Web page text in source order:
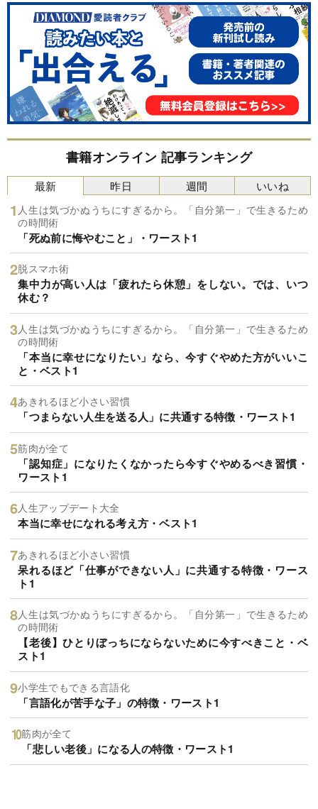
書籍オンライン 記事ランキング
最新
人生は気づかぬうちにすぎるから。「自分第一」で生きるため
の時間術
「死ぬ前に悔やむこと」・ワースト1
脱スマホ術
集中力が高い人は「疲れたら休憩」をしない。では、いつ
休む？
人生は気づかぬうちにすぎるから。「自分第一」で生きるため
の時間術
「本当に幸せになりたい」なら、今すぐやめた方がいいこ
と・ベスト1
あきれるほど小さい習慣
「つまらない人生を送る人」に共通する特徴・ワースト1
筋肉が全て
「認知症」になりたくなかったら今すぐやめるべき習慣・
ワースト1
人生アップデート大全
本当に幸せになれる考え方・ベスト1
あきれるほど小さい習慣
呆れるほど「仕事ができない人」に共通する特徴・ワース
ト1
人生は気づかぬうちにすぎるから。「自分第一」で生きるため
の時間術
【老後】ひとりぼっちにならないために今すべきこと・ベ
スト1
小学生でもできる言語化
「言語化が苦手な子」の特徴・ワースト1
筋肉が全て
「悲しい老後」になる人の特徴・ワースト1
昨日 週間 いいね